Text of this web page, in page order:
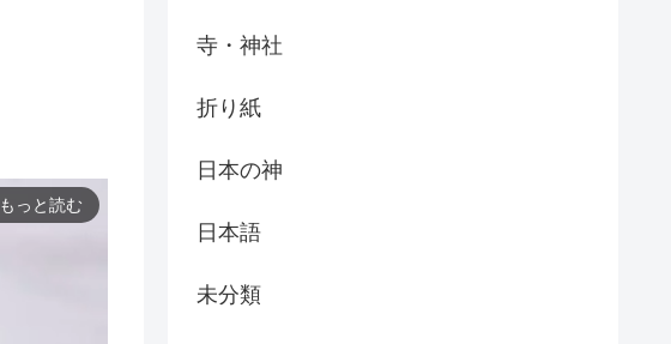
もっと読む
寺・神社
折り紙
日本の神
日本語
未分類